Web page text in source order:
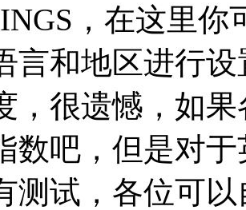
，在这里你
言和地区进行
，很遗憾，如
数吧，但是对
测试，各位可